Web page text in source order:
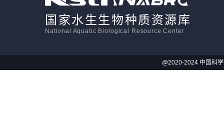
国家水生生物种质资源库
National Aquatic Biological Resource Center
@2020-2024 中国科